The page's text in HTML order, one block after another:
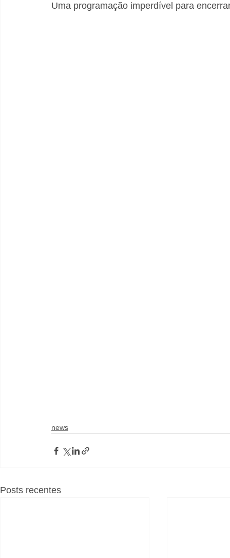
Uma programação imperdível para
news
Posts recentes